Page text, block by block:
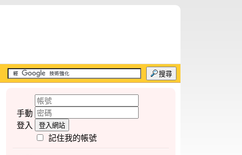
搜尋
手動
登入
登入網站
記住我的帳號